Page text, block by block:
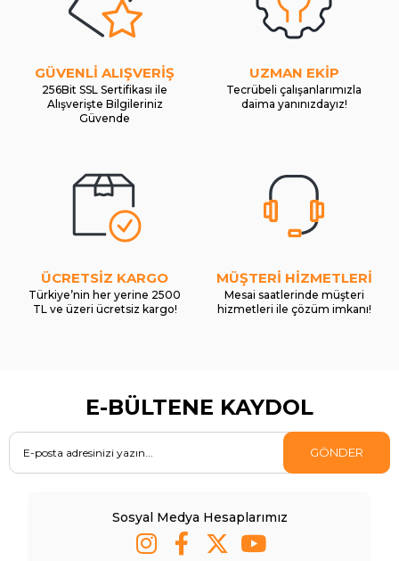
GÜVENLİ ALIŞVERİŞ
256Bit SSL Sertifikası ile
Alışverişte Bilgileriniz
Güvende
UZMAN EKİP
Tecrübeli çalışanlarımızla
daima yanınızdayız!
ÜCRETSİZ KARGO
Türkiye’nin her yerine 2500
TL ve üzeri ücretsiz kargo!
MÜŞTERİ HİZMETLERİ
Mesai saatlerinde müşteri
hizmetleri ile çözüm imkanı!
E-BÜLTENE KAYDOL
GÖNDER
Sosyal Medya Hesaplarımız